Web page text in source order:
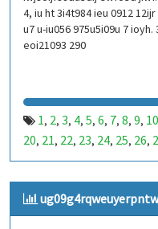
4, iu ht 3i4t984 ieu 0912
u7 u-iu056 975u5i09u 7
eoi21093 290
1, 2, 3, 4, 5, 6, 7, 8, 9, 10
20, 21, 22, 23, 24, 25, 26,
37,38,39,40,41,42,43,
99,100,101,102,103,
111,112,113,114,115,
123,124,125,126,127,
ug09g4rqweuyerpntw